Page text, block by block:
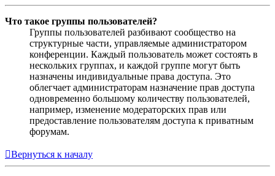
Что такое группы пользователей?
Группы пользователей разбивают сообщество на
структурные части, управляемые администратором
конференции. Каждый пользователь может состоять в
нескольких группах, и каждой группе могут быть
назначены индивидуальные права доступа. Это
облегчает администраторам назначение прав доступа
одновременно большому количеству пользователей,
например, изменение модераторских прав или
предоставление пользователям доступа к приватным
форумам.
Вернуться к началу